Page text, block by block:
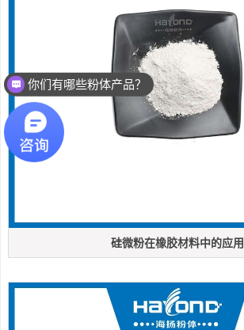
硅微粉在橡胶材料中的应用
你们有哪些粉体产品？